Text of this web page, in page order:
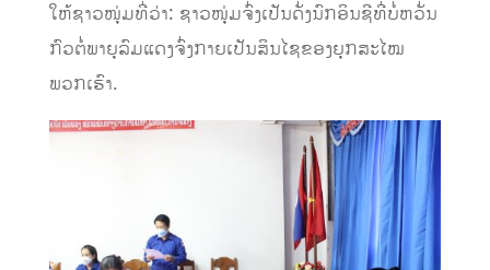
ໃຫ້ຊາວໜຸ່ມທີ່ວ່າ: ຊາວໜຸ່ມຈົ່ງເປັນດັ່ງນົກອິນຊີທີ່ບໍ່ຫວັ່ນ
ກົວຕໍ່ພາຍຸລົມແດງຈົ່ງກາຍເປັນສິນໄຊຂອງຍຸກສະໄໝ
ພວກເຮົາ.